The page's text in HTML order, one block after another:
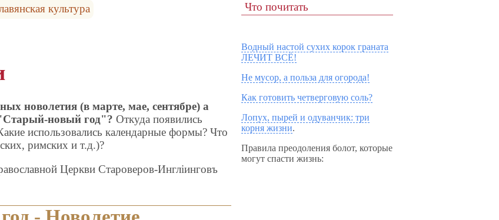
культура
новолетия (в марте, мае, сентябре) а
новый год"? Откуда появились
использовались календарные формы? Что
римских и т.д.)?
Церкви Староверов-Инглiинговъ
Что почитать
Водный настой сухих корок граната
ЛЕЧИТ ВСЁ!
Не мусор, а польза для огорода!
Как готовить четверговую соль?
Лопух, пырей и одуванчик: три
корня жизни.
Правила преодоления болот, которые
могут спасти жизнь: